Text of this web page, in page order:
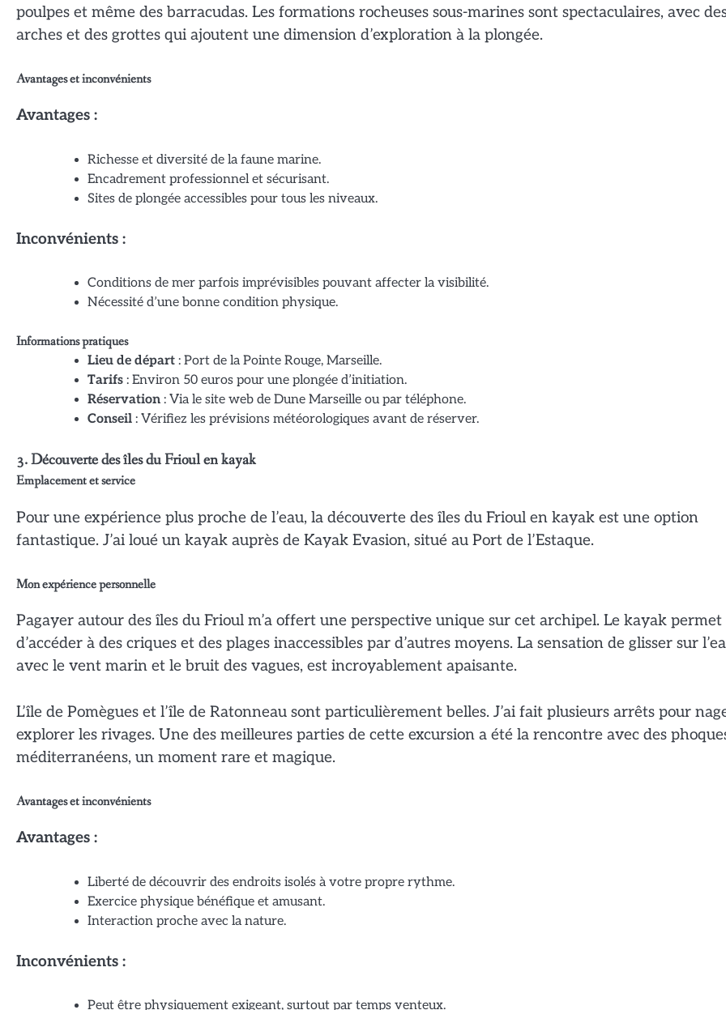
poulpes et même des barracudas. Les formations rocheuses sous-marines sont spectaculaires, avec
arches et des grottes qui ajoutent une dimension d’exploration à la plongée.
Avantages et inconvénients
Avantages :
Richesse et diversité de la faune marine.
Encadrement professionnel et sécurisant.
Sites de plongée accessibles pour tous les niveaux.
Inconvénients :
Conditions de mer parfois imprévisibles pouvant affecter la visibilité.
Nécessité d’une bonne condition physique.
Informations pratiques
Lieu de départ : Port de la Pointe Rouge, Marseille.
Tarifs : Environ 50 euros pour une plongée d’initiation.
Réservation : Via le site web de Dune Marseille ou par téléphone.
Conseil : Vérifiez les prévisions météorologiques avant de réserver.
3. Découverte des îles du Frioul en kayak
Emplacement et service
Pour une expérience plus proche de l’eau, la découverte des îles du Frioul en kayak est une option
fantastique. J’ai loué un kayak auprès de Kayak Evasion, situé au Port de l’Estaque.
Mon expérience personnelle
Pagayer autour des îles du Frioul m’a offert une perspective unique sur cet archipel. Le kayak permet
d’accéder à des criques et des plages inaccessibles par d’autres moyens. La sensation de glisser sur
avec le vent marin et le bruit des vagues, est incroyablement apaisante.
L’île de Pomègues et l’île de Ratonneau sont particulièrement belles. J’ai fait plusieurs arrêts pour
explorer les rivages. Une des meilleures parties de cette excursion a été la rencontre avec des
méditerranéens, un moment rare et magique.
Avantages et inconvénients
Avantages :
Liberté de découvrir des endroits isolés à votre propre rythme.
Exercice physique bénéfique et amusant.
Interaction proche avec la nature.
Inconvénients :
Peut être physiquement exigeant, surtout par temps venteux.